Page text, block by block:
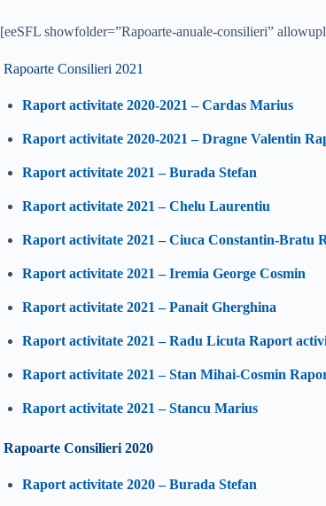
[eeSFL showfolder=”Rapoarte-anuale-consilieri”
Rapoarte Consilieri 2021
Raport activitate 2020-2021 – Cardas Marius
Raport activitate 2020-2021 – Dragne Valentin
Raport activitate 2021 – Burada Stefan
Raport activitate 2021 – Chelu Laurentiu
Raport activitate 2021 – Ciuca Constantin-Bratu
Raport activitate 2021 – Iremia George Cosmin
Raport activitate 2021 – Panait Gherghina
Raport activitate 2021 – Radu Licuta Raport
Raport activitate 2021 – Stan Mihai-Cosmin
Raport activitate 2021 – Stancu Marius
Rapoarte Consilieri 2020
Raport activitate 2020 – Burada Stefan